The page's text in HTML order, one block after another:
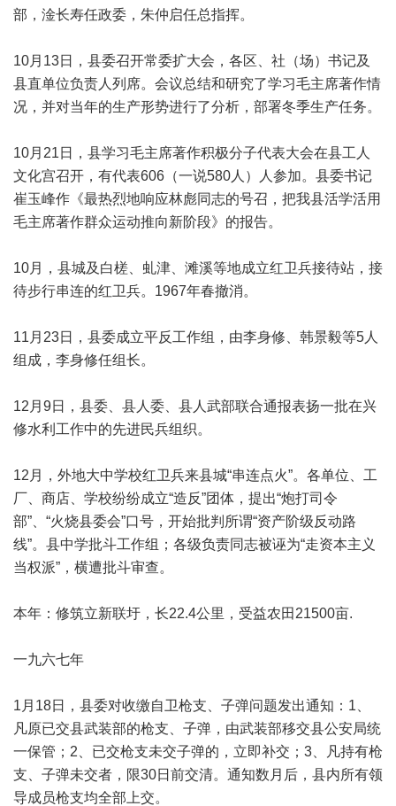
部，淦长寿任政委，朱仲启任总指挥。
10月13日，县委召开常委扩大会，各区、社（场）书记及
县直单位负责人列席。会议总结和研究了学习毛主席著作情
况，并对当年的生产形势进行了分析，部署冬季生产任务。
10月21日，县学习毛主席著作积极分子代表大会在县工人
文化宫召开，有代表606（一说580人）人参加。县委书记
崔玉峰作《最热烈地响应林彪同志的号召，把我县活学活用
毛主席著作群众运动推向新阶段》的报告。
10月，县城及白槎、虬津、滩溪等地成立红卫兵接待站，接
待步行串连的红卫兵。1967年春撤消。
11月23日，县委成立平反工作组，由李身修、韩景毅等5人
组成，李身修任组长。
12月9日，县委、县人委、县人武部联合通报表扬一批在兴
修水利工作中的先进民兵组织。
12月，外地大中学校红卫兵来县城“串连点火”。各单位、工
厂、商店、学校纷纷成立“造反”团体，提出“炮打司令
部”、“火烧县委会”口号，开始批判所谓“资产阶级反动路
线”。县中学批斗工作组；各级负责同志被诬为“走资本主义
当权派”，横遭批斗审查。
本年：修筑立新联圩，长22.4公里，受益农田21500亩.
一九六七年
1月18日，县委对收缴自卫枪支、子弹问题发出通知：1、
凡原已交县武装部的枪支、子弹，由武装部移交县公安局统
一保管；2、已交枪支未交子弹的，立即补交；3、凡持有枪
支、子弹未交者，限30日前交清。通知数月后，县内所有领
导成员枪支均全部上交。